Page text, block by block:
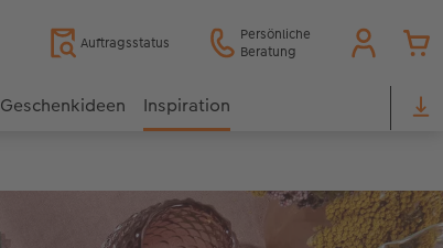
Auftragsstatus
Persönliche
Beratung
Geschenkideen Inspiration